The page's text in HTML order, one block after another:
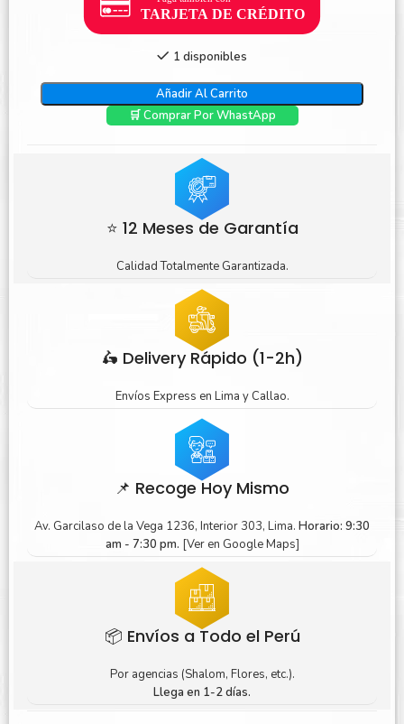
1 disponibles
Añadir Al Carrito
🛒 Comprar Por WhastApp
⭐ 12 Meses de Garantía
Calidad Totalmente Garantizada.
🛵 Delivery Rápido (1-2h)
Envíos Express en Lima y Callao.
📌 Recoge Hoy Mismo
Av. Garcilaso de la Vega 1236, Interior 303, Lima. Horario: 9:30
am - 7:30 pm. [Ver en Google Maps]
📦 Envíos a Todo el Perú
Por agencias (Shalom, Flores, etc.).
Llega en 1-2 días.